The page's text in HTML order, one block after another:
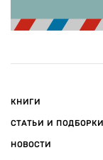
КНИГИ
СТАТЬИ И ПОДБОРКИ
НОВОСТИ